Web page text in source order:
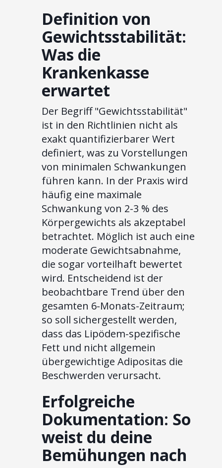
Definition von
Gewichtsstabilität:
Was die
Krankenkasse
erwartet
Der Begriff "Gewichtsstabilität"
ist in den Richtlinien nicht als
exakt quantifizierbarer Wert
definiert, was zu Vorstellungen
von minimalen Schwankungen
führen kann. In der Praxis wird
häufig eine maximale
Schwankung von 2-3 % des
Körpergewichts als akzeptabel
betrachtet. Möglich ist auch eine
moderate Gewichtsabnahme,
die sogar vorteilhaft bewertet
wird. Entscheidend ist der
beobachtbare Trend über den
gesamten 6-Monats-Zeitraum;
so soll sichergestellt werden,
dass das Lipödem-spezifische
Fett und nicht allgemein
übergewichtige Adipositas die
Beschwerden verursacht.
Erfolgreiche
Dokumentation: So
weist du deine
Bemühungen nach